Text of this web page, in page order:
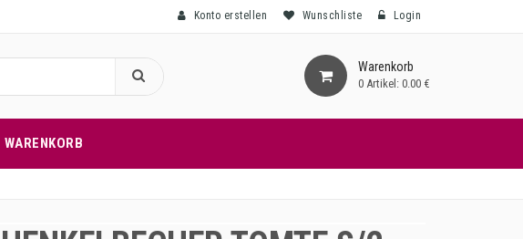
Konto erstellen Wunschliste Login
Warenkorb
0 Artikel: 0.00 €
WARENKORB